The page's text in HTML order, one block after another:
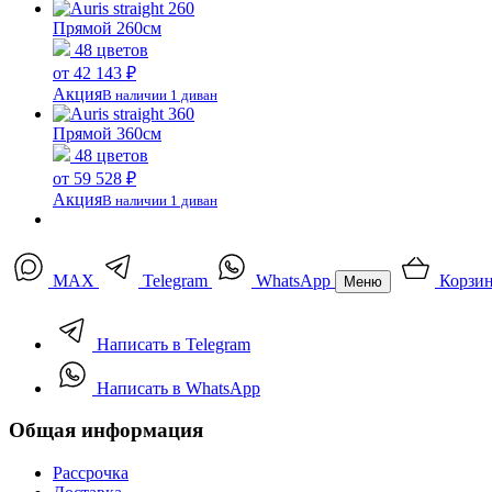
Прямой 260см
48 цветов
от 42 143 ₽
АкцияВ наличии 1 диван
Прямой 360см
48 цветов
от 59 528 ₽
АкцияВ наличии 1 диван
MAX Telegram WhatsApp Меню
Написать в Telegram
Написать в WhatsApp
Общая информация
Рассрочка